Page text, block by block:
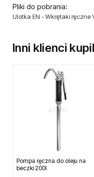
Pliki do pobrania:
Ulotka EN - Wkrętaki ręczne
Inni klienci
Pompa ręczna do oleju na
beczki 200l